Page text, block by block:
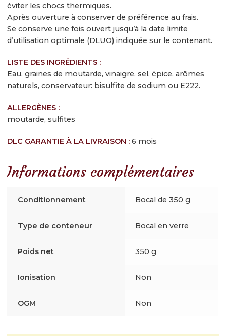
Inscrivez-vous à notre newsletter gourmande
éviter les chocs thermiques.
Après ouverture à conserver de préférence au frais.
Se conserve une fois ouvert jusqu’à la date limite
d’utilisation optimale (DLUO) indiquée sur le contenant.
LISTE DES INGRÉDIENTS :
Eau, graines de moutarde, vinaigre, sel, épice, arômes
naturels, conservateur: bisulfite de sodium ou E222.
ALLERGÈNES :
moutarde, sulfites
DLC GARANTIE À LA LIVRAISON : 6 mois
Informations complémentaires
Conditionnement Bocal de 350 g
Type de conteneur Bocal en verre
Poids net 350 g
Ionisation Non
OGM Non